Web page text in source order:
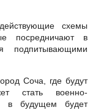
схемы
посредничают в
подпитывающими
Соча, где будут
стать военно-
в будущем будет